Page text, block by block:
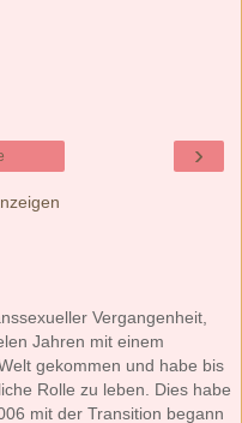
›
Vergangenheit,
Jahren mit einem
gekommen und habe bis
Rolle zu leben. Dies habe
mit der Transition begann